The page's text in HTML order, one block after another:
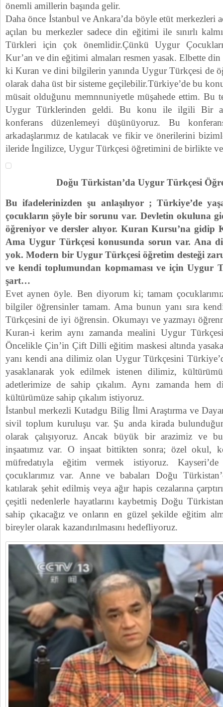
önemli amillerin başında gelir.
Daha önce İstanbul ve Ankara’da böyle etüt merkezleri
açılan bu merkezler sadece din eğitimi ile sınırlı
Türkleri için çok önemlidir.Çünkü Uygur
Kur’an ve din eğitimi almaları resmen yasak. Elbette
ki Kuran ve dini bilgilerin yanında Uygur Türkçesi de
olarak daha üst bir sisteme geçilebilir.Türkiye’de bu
müsait olduğunu memnnuniyetle müşahede ettim. Bu
Uygur Türklerinden geldi. Bu konu ile ilgili Bir
konferans düzenlemeyi düşünüyoruz. Bu
arkadaşlarımız de katılacak ve fikir ve önerilerini
ileride İngilizce, Uygur Türkçesi öğretimini de birlikte
Doğu Türkistan’da Uygur Türkçesi
Bu ifadelerinizden şu anlaşılıyor ; Türkiye’de
çocukların şöyle bir sorunu var. Devletin okuluna
öğreniyor ve dersler alıyor. Kuran Kursu’na gidip
Ama Uygur Türkçesi konusunda sorun var. Ana
yok. Modern bir Uygur Türkçesi öğretim desteği
ve kendi toplumundan kopmaması ve için Uygur
şart…
Evet aynen öyle. Ben diyorum ki; tamam
bilgiler öğrensinler tamam. Ama bunun yanı sıra
Türkçesini de iyi öğrensin. Okumayı ve yazmayı
Kuran-i kerim aynı zamanda mealini Uygur
Öncelikle Çin’in Çift Dilli eğitim maskesi altında
yanı kendi ana dilimiz olan Uygur Türkçesini
yasaklanarak yok edilmek istenen dilimiz,
adetlerimize de sahip çıkalım. Aynı zamanda hem
kültürümüze sahip çıkalım istiyoruz.
İstanbul merkezli Kutadgu Bilig İlmi Araştırma ve
sivil toplum kuruluşu var. Şu anda kirada
olarak çalışıyoruz. Ancak büyük bir arazimiz ve
inşaatımız var. O inşaat bittikten sonra; özel
müfredatıyla eğitim vermek istiyoruz.
çocuklarımız var. Anne ve babaları Doğu
katılarak şehit edilmiş veya ağır hapis cezalarına
çeşitli nedenlerle hayatlarını kaybetmiş Doğu
sahip çıkacağız ve onların en güzel şekilde eğitim
bireyler olarak kazandırılmasını hedefliyoruz.